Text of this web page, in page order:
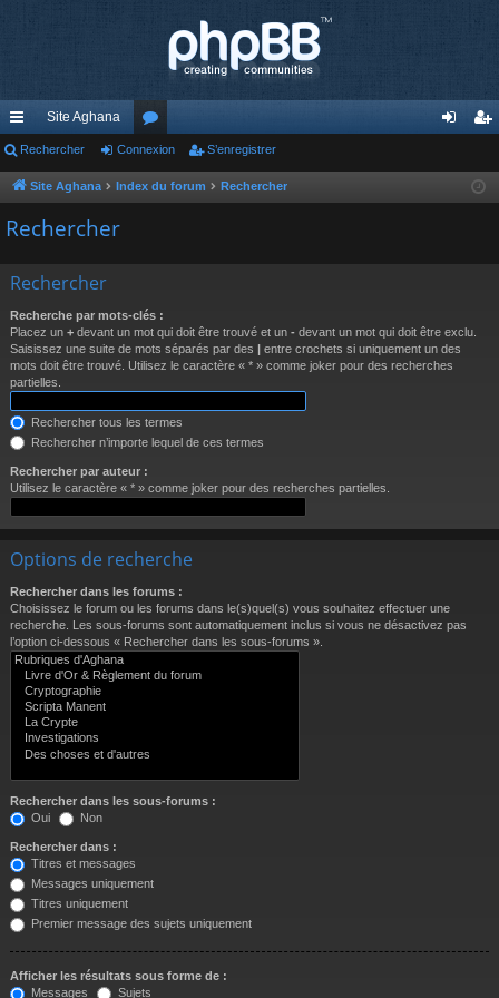
cc
ès
ra
de
Site Aghana
or
u nr
Rechercher Connexion S’enregistrer
Site Aghana Index du forum Rechercher
Rechercher
Rechercher
Recherche par mots-clés :
Placez un + devant un mot qui doit être trouvé et un - devant un mot qui doit être exclu.
Saisissez une suite de mots séparés par des | entre crochets si uniquement un des
mots doit être trouvé. Utilisez le caractère « * » comme joker pour des recherches
partielles.
Rechercher tous les termes
Rechercher n’importe lequel de ces termes
Rechercher par auteur :
Utilisez le caractère « * » comme joker pour des recherches partielles.
Options de recherche
Rechercher dans les forums :
Choisissez le forum ou les forums dans le(s)quel(s) vous souhaitez effectuer une
recherche. Les sous-forums sont automatiquement inclus si vous ne désactivez pas
l’option ci-dessous « Rechercher dans les sous-forums ».
Rechercher dans les sous-forums :
Oui
Non
Rechercher dans :
Titres et messages
Messages uniquement
Titres uniquement
Premier message des sujets uniquement
Afficher les résultats sous forme de :
Messages
Sujets